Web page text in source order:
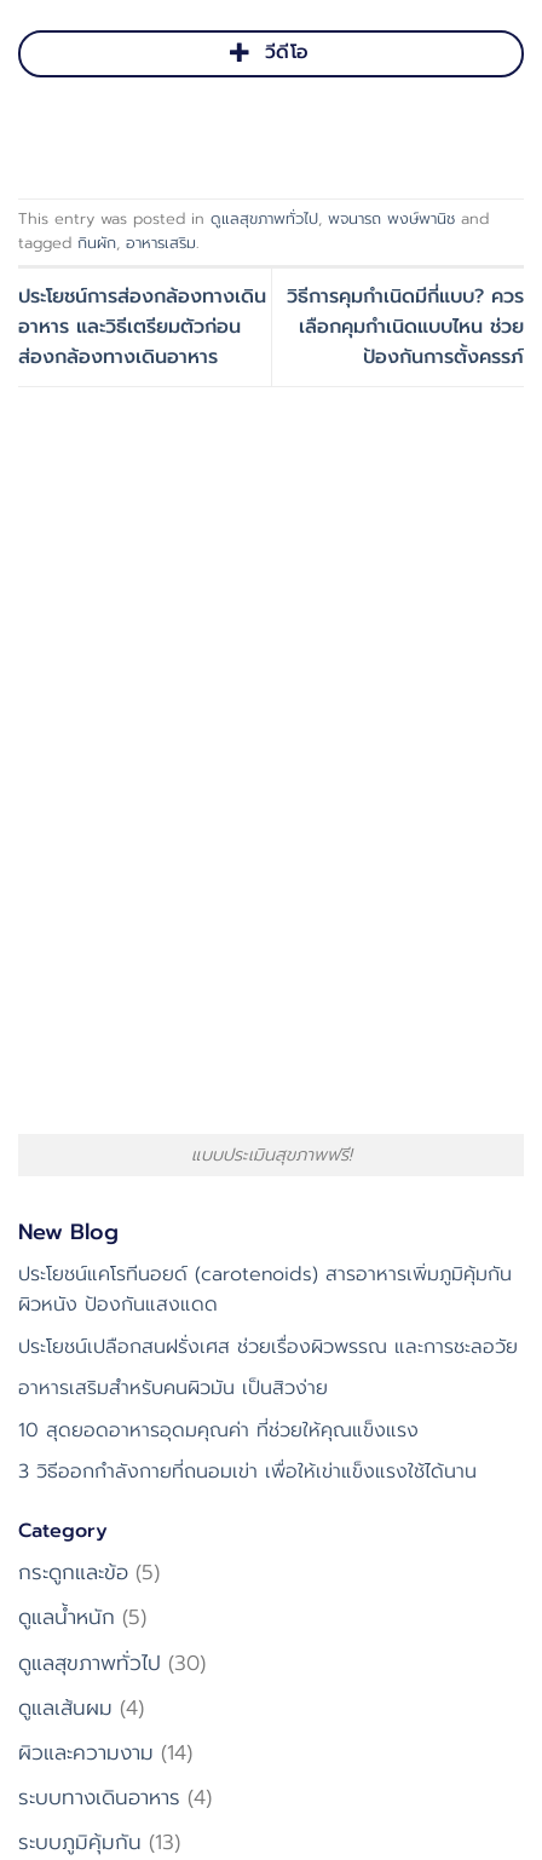
วีดีโอ
This entry was posted in ดูแลสุขภาพทั่วไป, พจนารถ พงษ์พานิช and
tagged กินผัก, อาหารเสริม.
ประโยชน์การส่องกล้องทางเดิน
อาหาร และวิธีเตรียมตัวก่อน
ส่องกล้องทางเดินอาหาร
วิธีการคุมกำเนิดมีกี่แบบ? ควร
เลือกคุมกำเนิดแบบไหน ช่วย
ป้องกันการตั้งครรภ์
แบบประเมินสุขภาพฟรี!
New Blog
ประโยชน์แคโรทีนอยด์ (carotenoids) สารอาหารเพิ่มภูมิคุ้มกัน
ผิวหนัง ป้องกันแสงแดด
ประโยชน์เปลือกสนฝรั่งเศส ช่วยเรื่องผิวพรรณ และการชะลอวัย
อาหารเสริมสำหรับคนผิวมัน เป็นสิวง่าย
10 สุดยอดอาหารอุดมคุณค่า ที่ช่วยให้คุณแข็งแรง
3 วิธีออกกำลังกายที่ถนอมเข่า เพื่อให้เข่าแข็งแรงใช้ได้นาน
Category
กระดูกและข้อ (5)
ดูแลน้ำหนัก (5)
ดูแลสุขภาพทั่วไป (30)
ดูแลเส้นผม (4)
ผิวและความงาม (14)
ระบบทางเดินอาหาร (4)
ระบบภูมิคุ้มกัน (13)